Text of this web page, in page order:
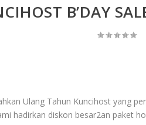
B’DAY
Ulang Tahun Kuncihost yang
hadirkan diskon besar2an paket